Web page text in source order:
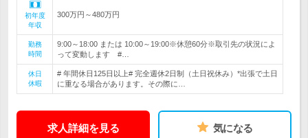
初年度
年収
300万円～480万円
勤務
時間
9:00～18:00 または 10:00～19:00※休憩60分※取引先の状況によ
って変動します #…
休日
休暇
# 年間休日125日以上# 完全週休2日制（土日祝休み）*出張で土日
に重なる場合があります。その際に…
求人詳細を見る 気になる